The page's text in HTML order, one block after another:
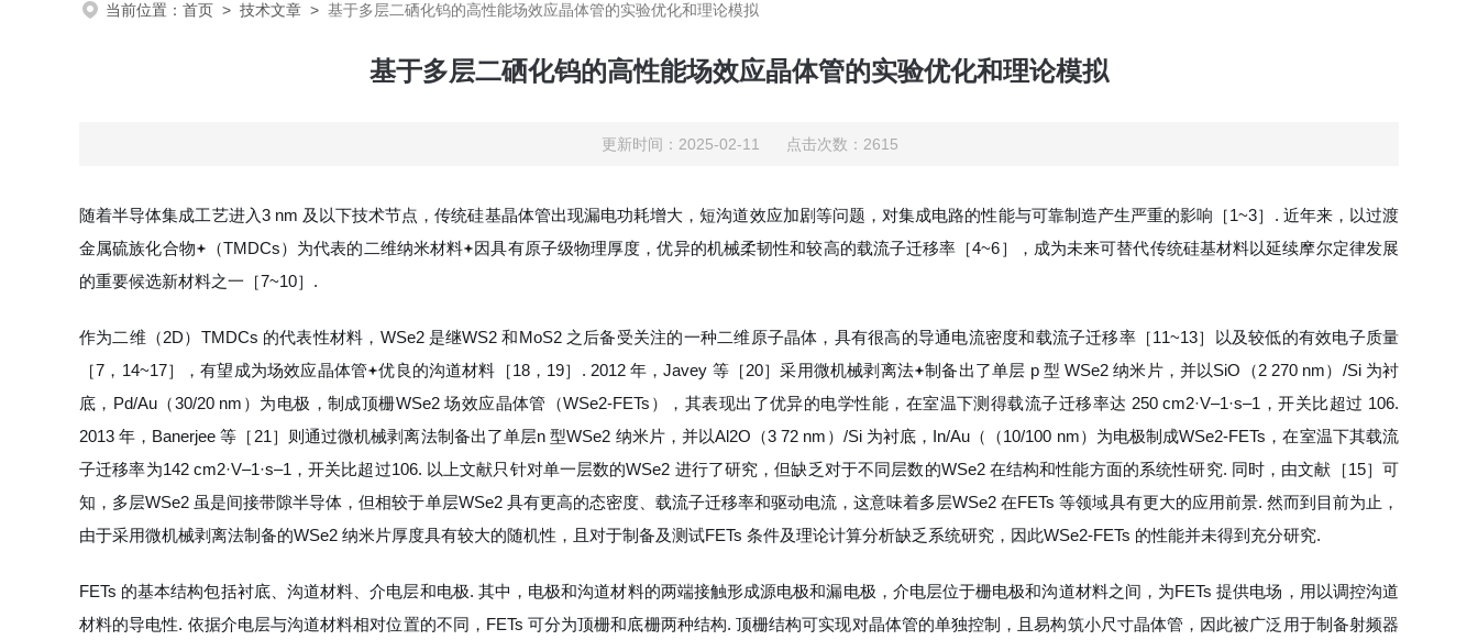
当前位置： 首页 > 技术文章 > 基于多层二硒化钨的高性能场效应晶体管的实验优化和理论模拟
基于多层二硒化钨的高性能场效应晶体管的实验优化和理论模拟
更新时间：2025-02-11 点击次数：2615
随着半导体集成工艺进入3 nm 及以下技术节点，传统硅基晶体管出现漏电功耗增大，短沟道效应加剧等问题，对集成电路的性能与可靠制造产生严重的影响［1~3］. 近年来，以过渡
金属硫族化合物
（TMDCs）为代表的二维纳米材料
因具有原子级物理厚度，优异的机械柔韧性和较高的载流子迁移率［4~6］，成为未来可替代传统硅基材料以延续摩尔定律发展
的重要候选新材料之一［7~10］.
作为二维（2D）TMDCs 的代表性材料，WSe2 是继WS2 和MoS2 之后备受关注的一种二维原子晶体，具有很高的导通电流密度和载流子迁移率［11~13］以及较低的有效电子质量
［7，14~17］，有望成为场效应晶体管
优良的沟道材料［18，19］. 2012 年，Javey 等［20］采用微机械剥离法 制备出了单层 p 型 WSe2 纳米片，并以SiO（2 270 nm）/Si 为衬
底，Pd/Au（30/20 nm）为电极，制成顶栅WSe2 场效应晶体管（WSe2-FETs），其表现出了优异的电学性能，在室温下测得载流子迁移率达 250 cm2·V‒1·s‒1，开关比超过 106.
2013 年，Banerjee 等［21］则通过微机械剥离法制备出了单层n 型WSe2 纳米片，并以Al2O（3 72 nm）/Si 为衬底，In/Au（（10/100 nm）为电极制成WSe2-FETs，在室温下其载流
子迁移率为142 cm2·V‒1·s‒1，开关比超过106. 以上文献只针对单一层数的WSe2 进行了研究，但缺乏对于不同层数的WSe2 在结构和性能方面的系统性研究. 同时，由文献［15］可
知，多层WSe2 虽是间接带隙半导体，但相较于单层WSe2 具有更高的态密度、载流子迁移率和驱动电流，这意味着多层WSe2 在FETs 等领域具有更大的应用前景. 然而到目前为止，
由于采用微机械剥离法制备的WSe2 纳米片厚度具有较大的随机性，且对于制备及测试FETs 条件及理论计算分析缺乏系统研究，因此WSe2-FETs 的性能并未得到充分研究.
FETs 的基本结构包括衬底、沟道材料、介电层和电极. 其中，电极和沟道材料的两端接触形成源电极和漏电极，介电层位于栅电极和沟道材料之间，为FETs 提供电场，用以调控沟道
材料的导电性. 依据介电层与沟道材料相对位置的不同，FETs 可分为顶栅和底栅两种结构. 顶栅结构可实现对晶体管的单独控制，且易构筑小尺寸晶体管，因此被广泛用于制备射频器